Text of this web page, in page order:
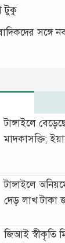
টুকু
টাঙ্গাইলে
মাদকাসক্তি;
টাঙ্গাইলে
দেড় লাখ টাকা
জিআই স্বীকৃতি